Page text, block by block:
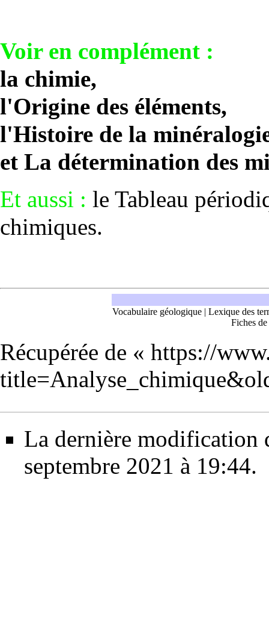
Voir en complément :
la chimie,
l'Origine des éléments,
l'Histoire de la
et La détermination des
Et aussi : le Tableau
chimiques.
Vocabulaire géologique| Lexique des
Fiches
Récupérée de « https://
La dernière modification
septembre 2021 à 19:44.